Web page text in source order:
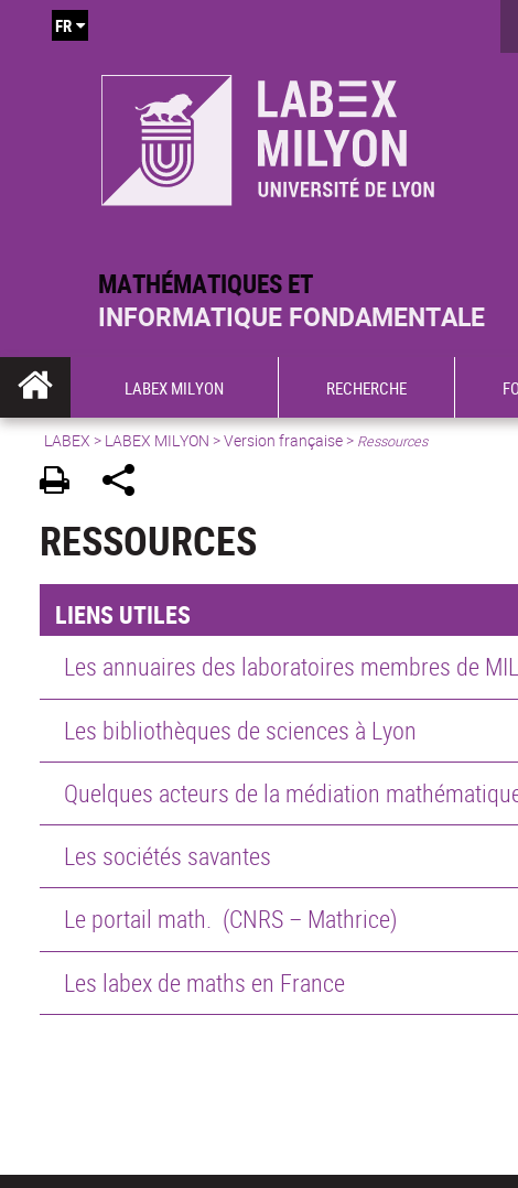
MATHÉMATIQUES ET
INFORMATIQUE FONDAMENTALE
FR
LABEX MILYON RECHERCHE
LABEX > LABEX MILYON >Version française> Ressources
RESSOURCES
LIENS UTILES
Les annuaires des laboratoires membres de
Les bibliothèques de sciences à Lyon
Quelques acteurs de la médiation
Les sociétés savantes
Le portail math. (CNRS – Mathrice)
Les labex de maths en France